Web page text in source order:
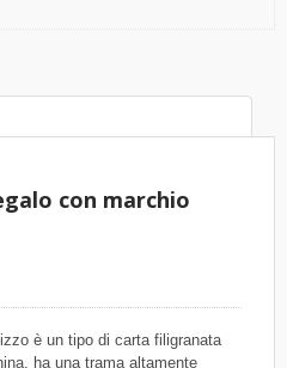
con marchio
è un tipo di carta filigranata
ha una trama altamente